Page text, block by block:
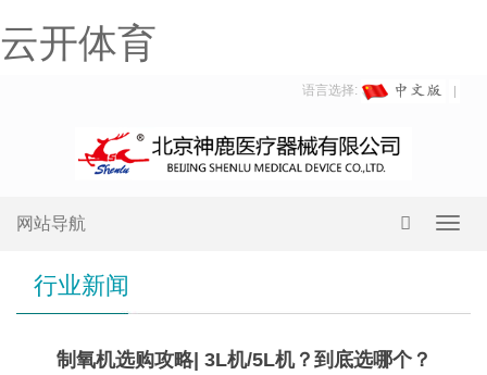
云开体育
语言选择:
网站导航
行业新闻
制氧机选购攻略| 3L机/5L机？到底选哪个？